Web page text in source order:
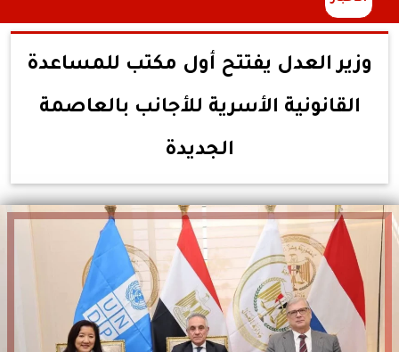
وزير العدل يفتتح أول مكتب للمساعدة
القانونية الأسرية للأجانب بالعاصمة
الجديدة